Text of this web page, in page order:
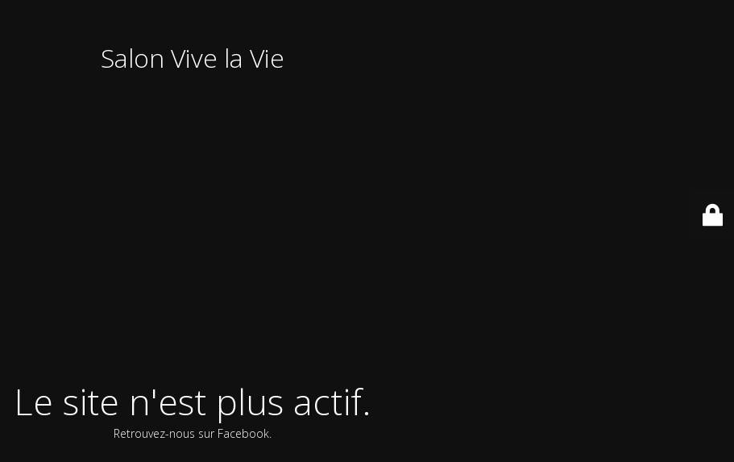
Salon Vive la Vie
Le site n'est plus actif.
Retrouvez-nous sur Facebook.